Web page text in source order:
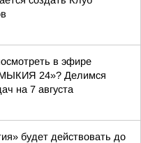
в эфире
24»? Делимся
на 7 августа
будет действовать до